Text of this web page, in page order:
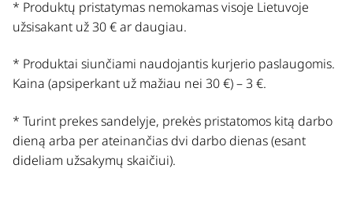
* Produktų pristatymas nemokamas visoje Lietuvoje
užsisakant už 30 € ar daugiau.
* Produktai siunčiami naudojantis kurjerio paslaugomis.
Kaina (apsiperkant už mažiau nei 30 €) – 3 €.
* Turint prekes sandelyje, prekės pristatomos kitą darbo
dieną arba per ateinančias dvi darbo dienas (esant
dideliam užsakymų skaičiui).